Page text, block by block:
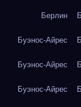
Берлин
Буэнос-Айрес
Буэнос-Айрес
Буэнос-Айрес